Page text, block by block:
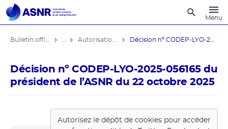
Menu
Décision nº CODEP-LYO-2025-056165 du
président de l’ASNR du 22 octobre 2025
Autorisez le dépôt de cookies pour accéder